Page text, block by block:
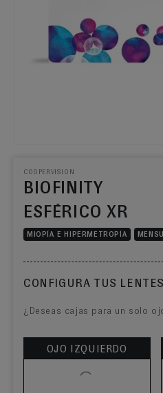
COOPERVISION
BIOFINITY
ESFÉRICO XR
MIOPÍA E HIPERMETROPÍA
CONFIGURA TUS
¿Deseas cajas para un solo
OJO IZQUIERDO